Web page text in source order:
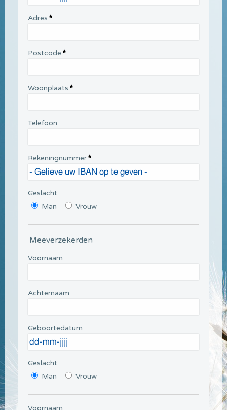
Adres
Postcode
Woonplaats
Telefoon
Rekeningnummer
Geslacht
Man
Vrouw
Meeverzekerden
Voornaam
Achternaam
Geboortedatum
Geslacht
Man
Vrouw